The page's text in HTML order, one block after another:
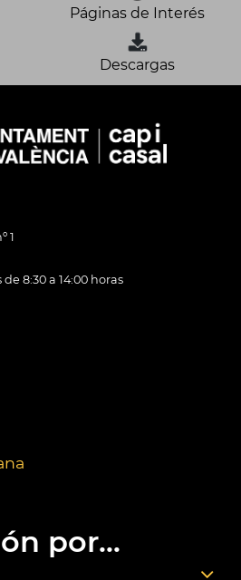
Páginas de Interés
Descargas
1
8:30 a 14:00 horas
por...